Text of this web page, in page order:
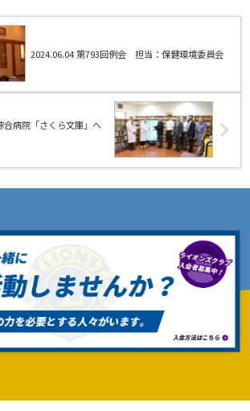
2024.06.04 第793回例会 担当：保健環境委員会
病院「さくら文庫」へ